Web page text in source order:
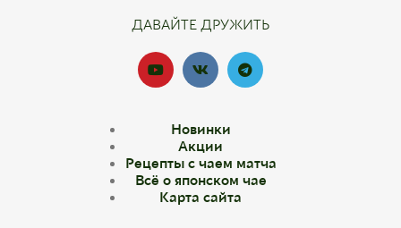
ДАВАЙТЕ ДРУЖИТЬ
Новинки
Акции
Рецепты с чаем матча
Всё о японском чае
Карта сайта